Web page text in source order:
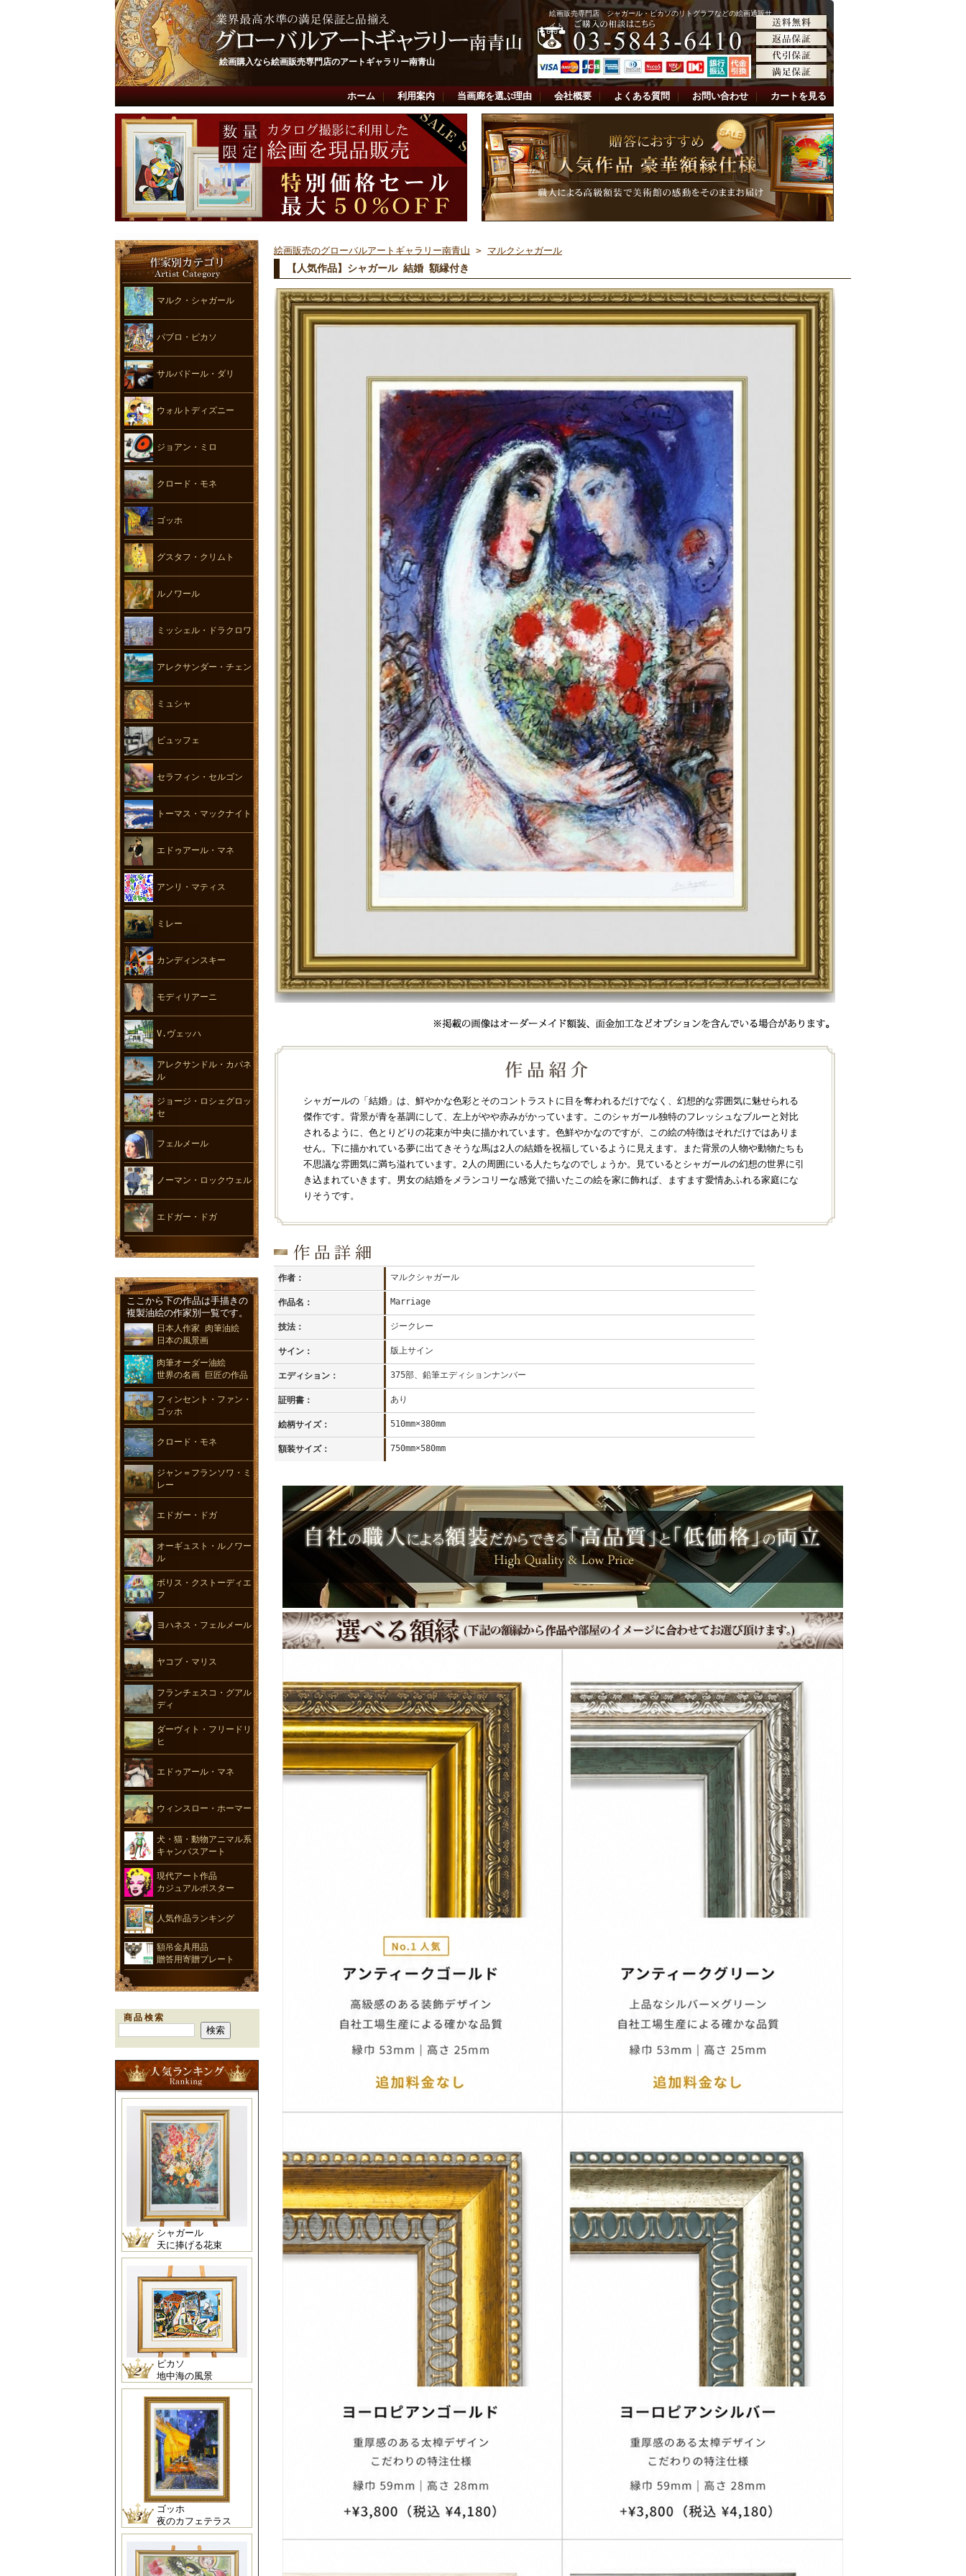
絵画購入なら絵画販売専門店のアートギャラリー南青山
絵画販売専門店 シャガール・ピカソのリトグラフなどの絵画通販サ
イト
ホーム 利用案内 当画廊を選ぶ理由 会社概要 よくある質問 お問い合わせ カートを見る
マルク・シャガール
パブロ・ピカソ
サルバドール・ダリ
ウォルトディズニー
ジョアン・ミロ
クロード・モネ
ゴッホ
グスタフ・クリムト
ルノワール
ミッシェル・ドラクロワ
アレクサンダー・チェン
ミュシャ
ビュッフェ
セラフィン・セルゴン
トーマス・マックナイト
エドゥアール・マネ
アンリ・マティス
ミレー
カンディンスキー
モディリアーニ
V.ヴェッハ
アレクサンドル・カパネ
ル
ジョージ・ロシェグロッ
セ
フェルメール
ノーマン・ロックウェル
エドガー・ドガ
ここから下の作品は手描きの
複製油絵の作家別一覧です。
日本人作家 肉筆油絵
日本の風景画
肉筆オーダー油絵
世界の名画 巨匠の作品
フィンセント・ファン・
ゴッホ
クロード・モネ
ジャン＝フランソワ・ミ
レー
エドガー・ドガ
オーギュスト・ルノワー
ル
ボリス・クストーディエ
フ
ヨハネス・フェルメール
ヤコブ・マリス
フランチェスコ・グアル
ディ
ダーヴィト・フリードリ
ヒ
エドゥアール・マネ
ウィンスロー・ホーマー
犬・猫・動物アニマル系
キャンバスアート
現代アート作品
カジュアルポスター
人気作品ランキング
額吊金具用品
贈答用寄贈プレート
商品検索
シャガール
天に捧げる花束
ピカソ
地中海の風景
ゴッホ
夜のカフェテラス
絵画販売のグローバルアートギャラリー南青山 > マルクシャガール
【人気作品】シャガール 結婚 額縁付き
シャガールの「結婚」は、鮮やかな色彩とそのコントラストに目を奪われるだけでなく、幻想的な雰囲気に魅せられる
傑作です。背景が青を基調にして、左上がやや赤みがかっています。このシャガール独特のフレッシュなブルーと対比
されるように、色とりどりの花束が中央に描かれています。色鮮やかなのですが、この絵の特徴はそれだけではありま
せん。下に描かれている夢に出てきそうな馬は2人の結婚を祝福しているように見えます。また背景の人物や動物たちも
不思議な雰囲気に満ち溢れています。2人の周囲にいる人たちなのでしょうか。見ているとシャガールの幻想の世界に引
き込まれていきます。男女の結婚をメランコリーな感覚で描いたこの絵を家に飾れば、ますます愛情あふれる家庭にな
りそうです。
作者： マルクシャガール
作品名： Marriage
技法： ジークレー
サイン： 版上サイン
エディション： 375部、鉛筆エディションナンバー
証明書： あり
絵柄サイズ： 510mm×380mm
額装サイズ： 750mm×580mm